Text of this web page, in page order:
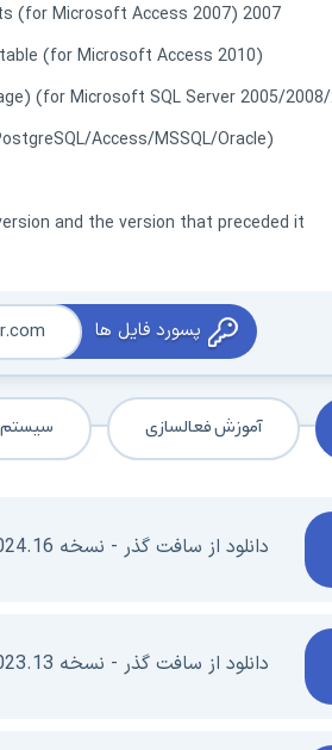
2007 Office System Driver: Data Connectivity Components (for Microsoft Access 2007)
(for Microsoft Access 2010)
(for Microsoft SQL Server 2005/
Access/MSSQL/Oracle)
and the version that preceded it
پسورد فایل ها
آموزش فعالسازی سیستم
دانلود از سافت گذر - نسخه 2024.16 - (جدید)
دانلود از سافت گذر - نسخه 2023.13